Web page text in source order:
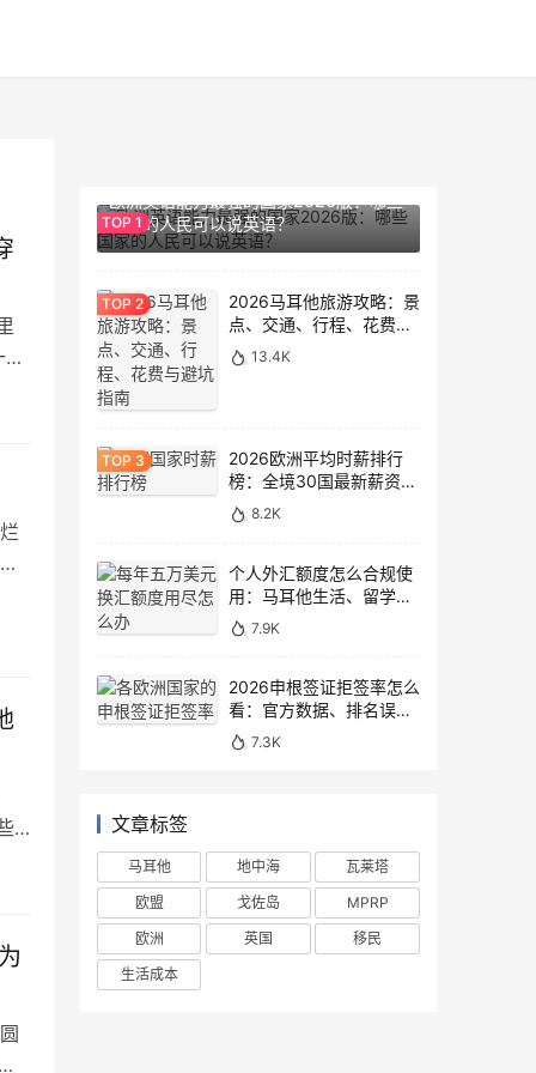
欧洲英语能力最强的国家2026版：哪些
国家的人民可以说英语？
2026马耳他旅游攻略：景
点、交通、行程、花费与
避坑指南
13.4K
2026欧洲平均时薪排行
榜：全境30国最新薪资数
据大盘点
8.2K
个人外汇额度怎么合规使
用：马耳他生活、留学与
移民场景说明
7.9K
2026申根签证拒签率怎么
看：官方数据、排名误区
和申请避坑
7.3K
文章标签
马耳他 地中海
瓦莱塔
欧盟
戈佐岛
MPRP
欧洲
英国
移民
生活成本